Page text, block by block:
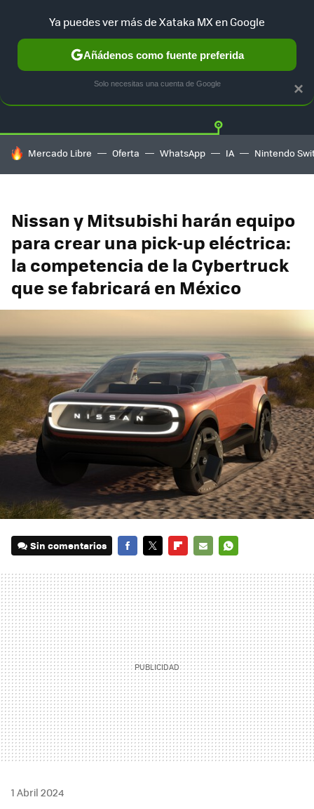
TESLA UBER AUTO ELECTRICO Twitter
HOY SE HABLA DE
Mercado Libre Oferta WhatsApp IA Nintendo
Nissan y Mitsubishi harán equipo
para crear una pick-up eléctrica:
la competencia de la Cybertruck
que se fabricará en México
Sin comentarios
MAIL
1 Abril 2024
×
Ya puedes ver más de Xataka MX en Google
Añádenos como fuente preferida
Solo necesitas una cuenta de Google